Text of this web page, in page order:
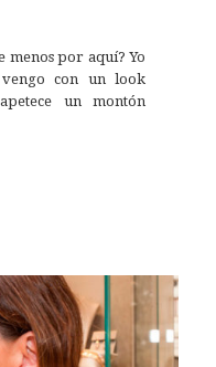
menos por aquí? Yo
con un look
un montón